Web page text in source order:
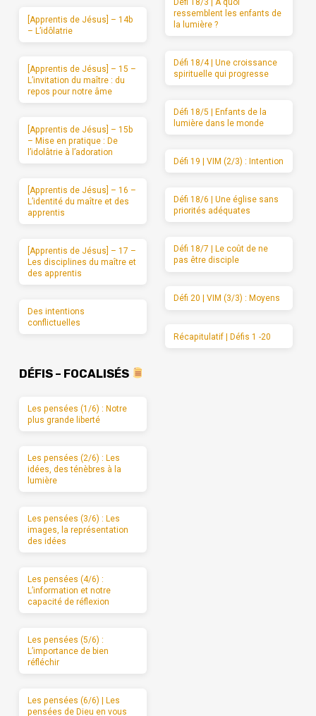
[Apprentis de Jésus] – 14b
– L’idôlatrie
[Apprentis de Jésus] – 15 –
L’invitation du maître : du
repos pour notre âme
[Apprentis de Jésus] – 15b
– Mise en pratique : De
l’idolâtrie à l’adoration
[Apprentis de Jésus] – 16 –
L’identité du maître et des
apprentis
[Apprentis de Jésus] – 17 –
Les disciplines du maître et
des apprentis
Des intentions
conflictuelles
Défi 18/3 | A quoi
ressemblent les enfants de
la lumière ?
Défi 18/4 | Une croissance
spirituelle qui progresse
Défi 18/5 | Enfants de la
lumière dans le monde
Défi 19 | VIM (2/3) : Intention
Défi 18/6 | Une église sans
priorités adéquates
Défi 18/7 | Le coût de ne
pas être disciple
Défi 20 | VIM (3/3) : Moyens
Récapitulatif | Défis 1 -20
DÉFIS – FOCALISÉS
Les pensées (1/6) : Notre
plus grande liberté
Les pensées (2/6) : Les
idées, des ténèbres à la
lumière
Les pensées (3/6) : Les
images, la représentation
des idées
Les pensées (4/6) :
L’information et notre
capacité de réflexion
Les pensées (5/6) :
L’importance de bien
réfléchir
Les pensées (6/6) | Les
pensées de Dieu en vous